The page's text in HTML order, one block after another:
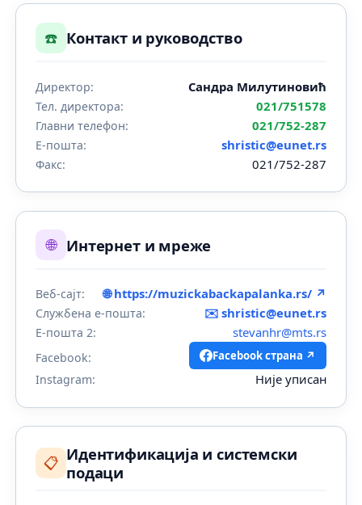
☎️ Контакт и руководство
Директор: Сандра Милутиновић
Тел. директора: 021/751578
Главни телефон: 021/752-287
Е-пошта: shristic@eunet.rs
Факс: 021/752-287
🌐 Интернет и мреже
Веб-сајт: 🌐 https://muzickabackapalanka.rs/ ↗
Службена е-пошта: ✉️ shristic@eunet.rs
Е-пошта 2: stevanhr@mts.rs
Facebook: Facebook страна ↗
Instagram: Није уписан
📋 Идентификација и системски
подаци